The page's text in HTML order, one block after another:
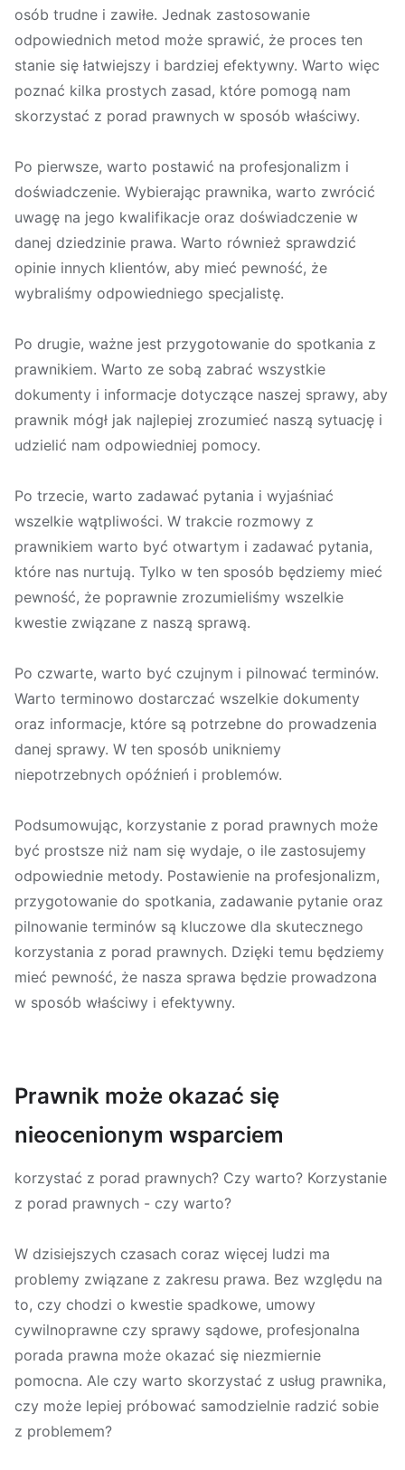
osób trudne i zawiłe. Jednak zastosowanie
odpowiednich metod może sprawić, że proces ten
stanie się łatwiejszy i bardziej efektywny. Warto więc
poznać kilka prostych zasad, które pomogą nam
skorzystać z porad prawnych w sposób właściwy.
Po pierwsze, warto postawić na profesjonalizm i
doświadczenie. Wybierając prawnika, warto zwrócić
uwagę na jego kwalifikacje oraz doświadczenie w
danej dziedzinie prawa. Warto również sprawdzić
opinie innych klientów, aby mieć pewność, że
wybraliśmy odpowiedniego specjalistę.
Po drugie, ważne jest przygotowanie do spotkania z
prawnikiem. Warto ze sobą zabrać wszystkie
dokumenty i informacje dotyczące naszej sprawy, aby
prawnik mógł jak najlepiej zrozumieć naszą sytuację i
udzielić nam odpowiedniej pomocy.
Po trzecie, warto zadawać pytania i wyjaśniać
wszelkie wątpliwości. W trakcie rozmowy z
prawnikiem warto być otwartym i zadawać pytania,
które nas nurtują. Tylko w ten sposób będziemy mieć
pewność, że poprawnie zrozumieliśmy wszelkie
kwestie związane z naszą sprawą.
Po czwarte, warto być czujnym i pilnować terminów.
Warto terminowo dostarczać wszelkie dokumenty
oraz informacje, które są potrzebne do prowadzenia
danej sprawy. W ten sposób unikniemy
niepotrzebnych opóźnień i problemów.
Podsumowując, korzystanie z porad prawnych może
być prostsze niż nam się wydaje, o ile zastosujemy
odpowiednie metody. Postawienie na profesjonalizm,
przygotowanie do spotkania, zadawanie pytanie oraz
pilnowanie terminów są kluczowe dla skutecznego
korzystania z porad prawnych. Dzięki temu będziemy
mieć pewność, że nasza sprawa będzie prowadzona
w sposób właściwy i efektywny.
Prawnik może okazać się
nieocenionym wsparciem
korzystać z porad prawnych? Czy warto? Korzystanie
z porad prawnych - czy warto?
W dzisiejszych czasach coraz więcej ludzi ma
problemy związane z zakresu prawa. Bez względu na
to, czy chodzi o kwestie spadkowe, umowy
cywilnoprawne czy sprawy sądowe, profesjonalna
porada prawna może okazać się niezmiernie
pomocna. Ale czy warto skorzystać z usług prawnika,
czy może lepiej próbować samodzielnie radzić sobie
z problemem?